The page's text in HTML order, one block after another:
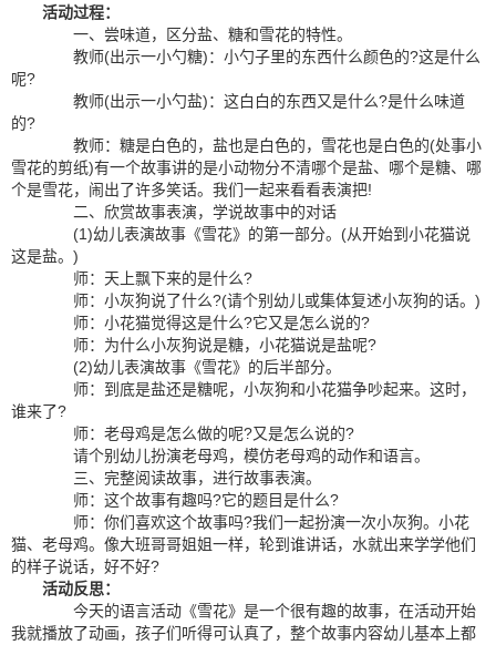
活动过程：
一、尝味道，区分盐、糖和雪花的特性。
教师(出示一小勺糖)：小勺子里的东西什么颜色的?这是什么
呢?
教师(出示一小勺盐)：这白白的东西又是什么?是什么味道
的?
教师：糖是白色的，盐也是白色的，雪花也是白色的(处事小
雪花的剪纸)有一个故事讲的是小动物分不清哪个是盐、哪个是糖、哪
个是雪花，闹出了许多笑话。我们一起来看看表演把!
二、欣赏故事表演，学说故事中的对话
(1)幼儿表演故事《雪花》的第一部分。(从开始到小花猫说
这是盐。)
师：天上飘下来的是什么?
师：小灰狗说了什么?(请个别幼儿或集体复述小灰狗的话。)
师：小花猫觉得这是什么?它又是怎么说的?
师：为什么小灰狗说是糖，小花猫说是盐呢?
(2)幼儿表演故事《雪花》的后半部分。
师：到底是盐还是糖呢，小灰狗和小花猫争吵起来。这时，
谁来了?
师：老母鸡是怎么做的呢?又是怎么说的?
请个别幼儿扮演老母鸡，模仿老母鸡的动作和语言。
三、完整阅读故事，进行故事表演。
师：这个故事有趣吗?它的题目是什么?
师：你们喜欢这个故事吗?我们一起扮演一次小灰狗。小花
猫、老母鸡。像大班哥哥姐姐一样，轮到谁讲话，水就出来学学他们
的样子说话，好不好?
活动反思：
今天的语言活动《雪花》是一个很有趣的故事，在活动开始
我就播放了动画，孩子们听得可认真了，整个故事内容幼儿基本上都